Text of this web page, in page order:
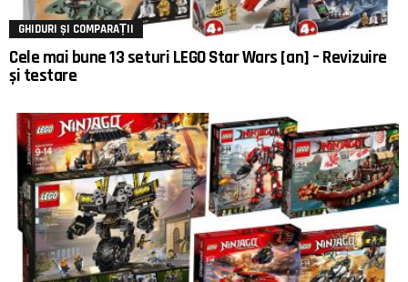
GHIDURI ȘI COMPARAȚII
Cele mai bune 13 seturi LEGO Star Wars [an] – Revizuire
și testare